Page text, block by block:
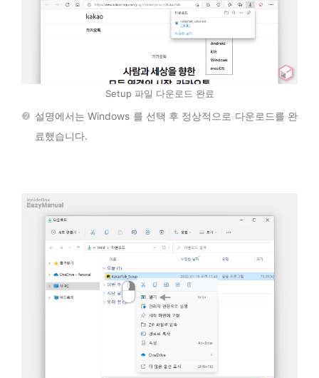
Setup 파일 다운로드 완료
설명에서는 Windows 를 선택 후 정상적으로 다운로드를 완
료했습니다.